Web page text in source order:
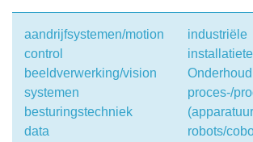
aandrijfsystemen/motion
control
beeldverwerking/vision
systemen
besturingstechniek
data
industriële
Onderhoud
proces-/
robots/